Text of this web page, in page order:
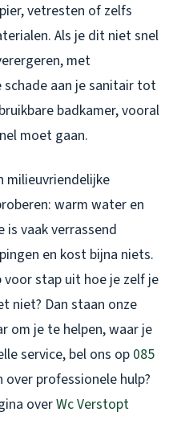
vetresten of zelfs
Als je dit niet snel
met
aan je sanitair tot
badkamer, vooral
moet gaan.
milieuvriendelijke
warm water en
vaak verrassend
en kost bijna niets.
stap uit hoe je zelf je
niet? Dan staan onze
om je te helpen, waar je
service, bel ons op 085
over professionele hulp?
overWc Verstopt